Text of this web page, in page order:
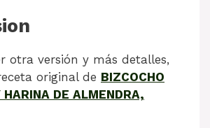
otra versión y más detalles,
original de BIZCOCHO
HARINA DE ALMENDRA,